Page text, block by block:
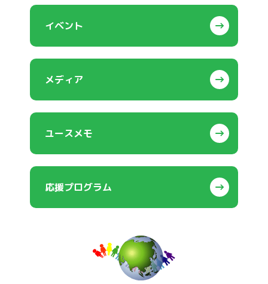
イベント
メディア
ユースメモ
応援プログラム